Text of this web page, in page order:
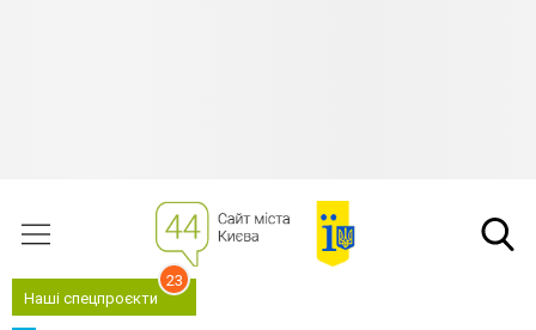
Наші спецпроєкти
23